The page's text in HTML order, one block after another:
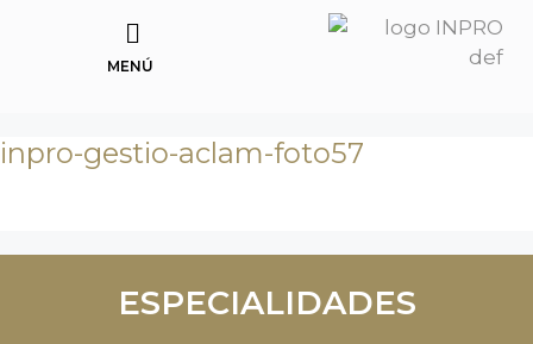
MENÚ
inpro-gestio-aclam-foto57
ESPECIALIDADES